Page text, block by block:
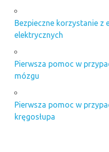
Bezpieczne korzystanie z
elektrycznych
Pierwsza pomoc w
mózgu
Pierwsza pomoc w
kręgosłupa